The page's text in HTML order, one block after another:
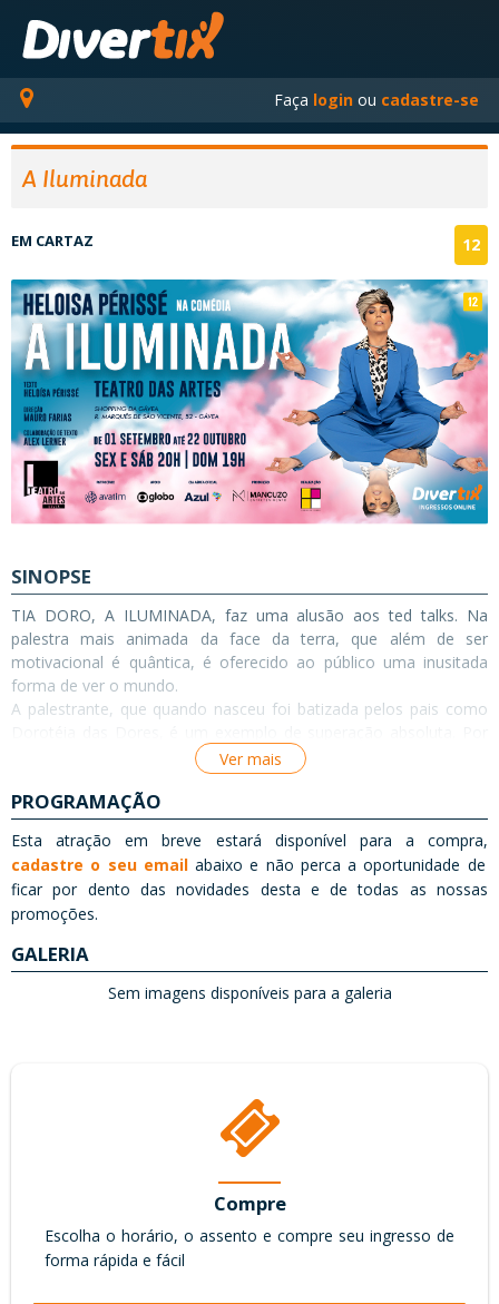
Faça login ou cadastre-se
A Iluminada
EM CARTAZ 12
SINOPSE
TIA DORO, A ILUMINADA, faz uma alusão aos ted talks. Na
palestra mais animada da face da terra, que além de ser
motivacional é quântica, é oferecido ao público uma inusitada
forma de ver o mundo.
A palestrante, que quando nasceu foi batizada pelos pais como
ter tido uma família excêntrica, passou por bullying na escola,
com os amigos, nos relacionamentos, e em todas as coisas que
pudessem configurar sua existência. Até que um dia, ela chegou
ao fundo do poço. Mas o que poderia ser seu fim, acaba sendo
seu recomeço, pois ela percebe que essa coleção de fracassos é
exatamente o que a pode levar ao sucesso. Quando seus olhos
se abrem para o invisível, seu coração se enche de gratidão e ela
se harmoniza com seu destino. Apoiada na lei matemática de que
metamórfico de iluminação e se transforma definitivamente na
Tia Doro! Revertendo o que seria maldição, em benção. Como
Programação Visual/Vídeos/Conteúdo: Mauricio Tavares
Produção: Filomena Mancuzo e Heloisa Périssé
Ver mais
PROGRAMAÇÃO
Esta atração em breve estará disponível para a compra,
cadastre o seu emailabaixo e não perca a oportunidade de
ficar por dento das novidades desta e de todas as nossas
promoções.
GALERIA
Sem imagens disponíveis para a galeria
Compre
Escolha o horário, o assento e compre seu ingresso de
forma rápida e fácil